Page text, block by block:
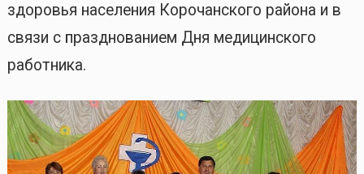
здоровья населения Корочанского района и в
связи с празднованием Дня медицинского
работника.